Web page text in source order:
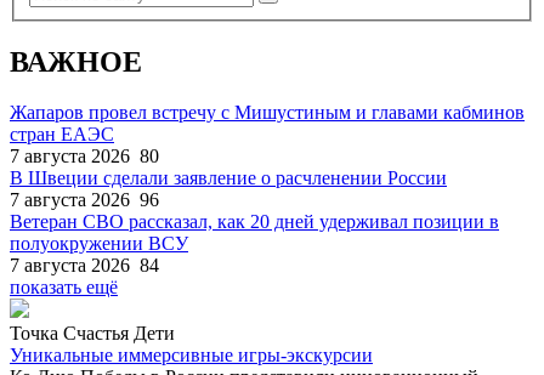
ВАЖНОЕ
Жапаров провел встречу с Мишустиным и главами кабминов
стран ЕАЭС
7 августа 2026 80
В Швеции сделали заявление о расчленении России
7 августа 2026 96
Ветеран СВО рассказал, как 20 дней удерживал позиции в
полуокружении ВСУ
7 августа 2026 84
показать ещё
Точка Счастья Дети
Уникальные иммерсивные игры-экскурсии